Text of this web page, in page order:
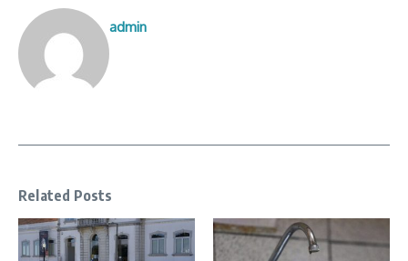
admin
Related Posts